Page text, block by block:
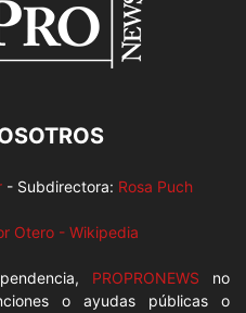
- Subdirectora: Rosa Puch
Otero - Wikipedia
PROPRONEWS no
o ayudas públicas o